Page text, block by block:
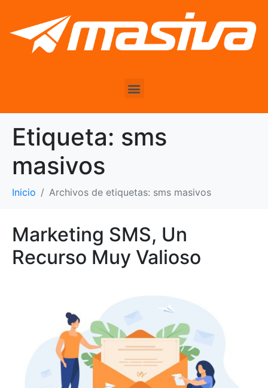
Etiqueta: sms
masivos
Inicio Archivos de etiquetas: sms masivos
Marketing SMS, Un
Recurso Muy Valioso